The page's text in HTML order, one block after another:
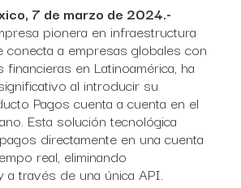
7 de marzo de 2024.-
pionera en infraestructura
conecta a empresas globales con
financieras en Latinoamérica, ha
al introducir su
Pagos cuenta a cuenta en el
Esta solución tecnológica
directamente en una cuenta
real, eliminando
a través de una única API.